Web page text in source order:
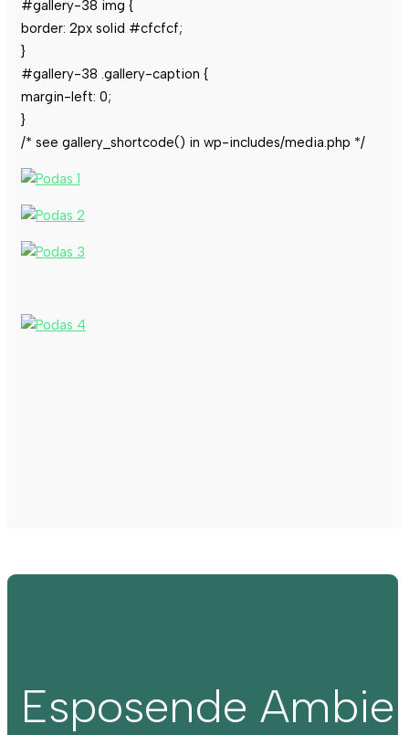
#gallery-38 img {
border: 2px solid #cfcfcf;
}
#gallery-38 .gallery-caption {
margin-left: 0;
}
/* see gallery_shortcode() in wp-includes/media.php */
Esposende